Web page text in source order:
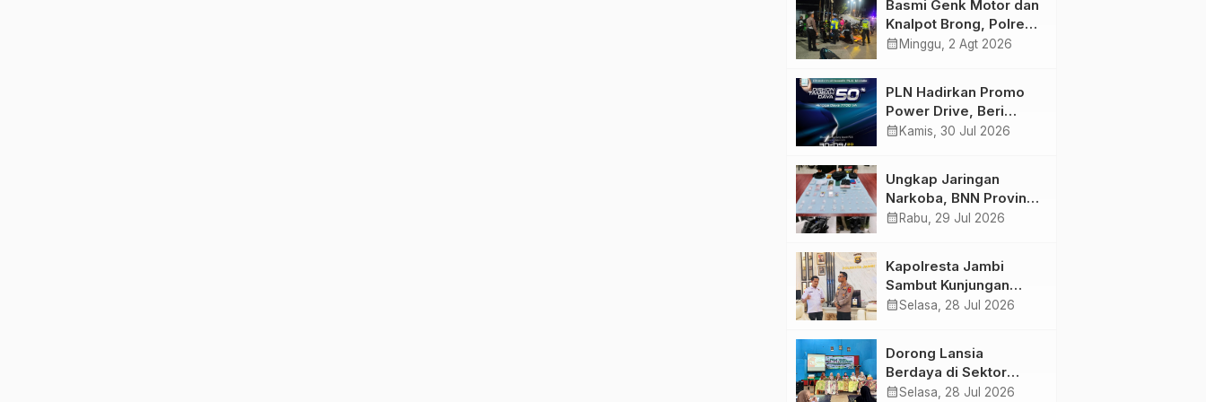
Semakin Skena
Basmi Genk Motor dan
Knalpot Brong, Polres
Tanjab Barat Amankan
calendar_month Minggu, 2 Agt 2026
PLN Hadirkan Promo
Power Drive, Beri
Diskon Tambah Daya
calendar_month Kamis, 30 Jul 2026
Ungkap Jaringan
Narkoba, BNN Provinsi
Jambi dan Bea Cukai
Butir Ekstasi dan 146
Gram Sabu
calendar_month Rabu, 29 Jul 2026
Kapolresta Jambi
Sambut Kunjungan
Ketua dan Pengurus
Kolaborasi
calendar_monthSelasa, 28 Jul 2026
Dorong Lansia
Berdaya di Sektor
Hijau, Pertamina EP
calendar_monthSelasa, 28 Jul 2026